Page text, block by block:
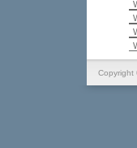
Copyright